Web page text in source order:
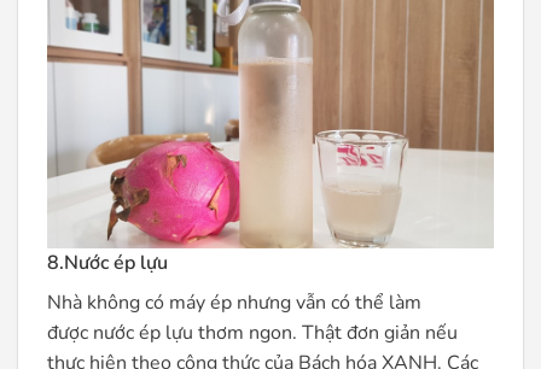
8.Nước ép lựu
Nhà không có máy ép nhưng vẫn có thể làm
được nước ép lựu thơm ngon. Thật đơn giản nếu
thực hiện theo công thức của Bách hóa XANH. Các